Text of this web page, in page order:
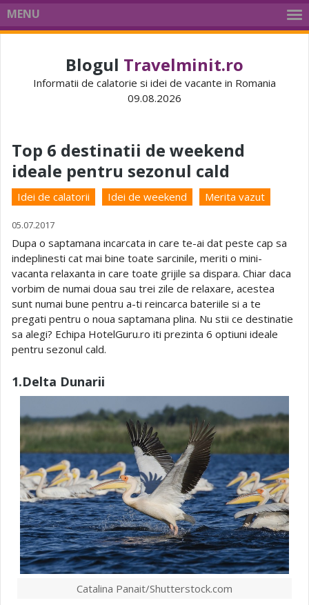
MENU
Blogul Travelminit.ro
Informatii de calatorie si idei de vacante in Romania
09.08.2026
Top 6 destinatii de weekend
ideale pentru sezonul cald
Idei de calatorii Idei de weekend Merita vazut
05.07.2017
Dupa o saptamana incarcata in care te-ai dat peste cap sa
indeplinesti cat mai bine toate sarcinile, meriti o mini-
vacanta relaxanta in care toate grijile sa dispara. Chiar daca
vorbim de numai doua sau trei zile de relaxare, acestea
sunt numai bune pentru a-ti reincarca bateriile si a te
pregati pentru o noua saptamana plina. Nu stii ce destinatie
sa alegi? Echipa HotelGuru.ro iti prezinta 6 optiuni ideale
pentru sezonul cald.
1.Delta Dunarii
Catalina Panait/Shutterstock.com